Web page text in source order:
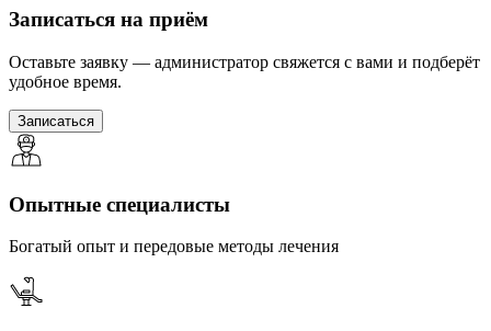
Записаться на приём
Оставьте заявку — администратор свяжется с вами и подберёт
удобное время.
Записаться
Опытные специалисты
Богатый опыт и передовые методы лечения